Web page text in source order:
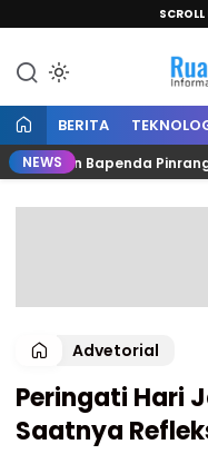
BERITA
NEWS
Bapenda Pinrang
Advetorial
Peringati Hari
Saatnya